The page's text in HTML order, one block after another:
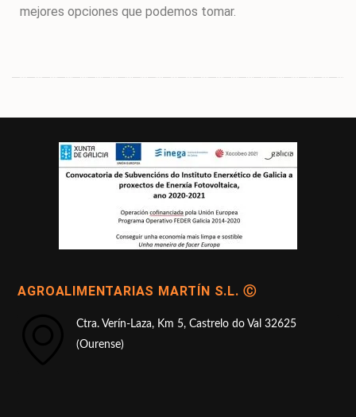
mejores opciones que podemos tomar.
AGROALIMENTARIAS MARTÍN S.L. Ⓒ
Ctra. Verín-Laza, Km 5, Castrelo do Val 32625
(Ourense)